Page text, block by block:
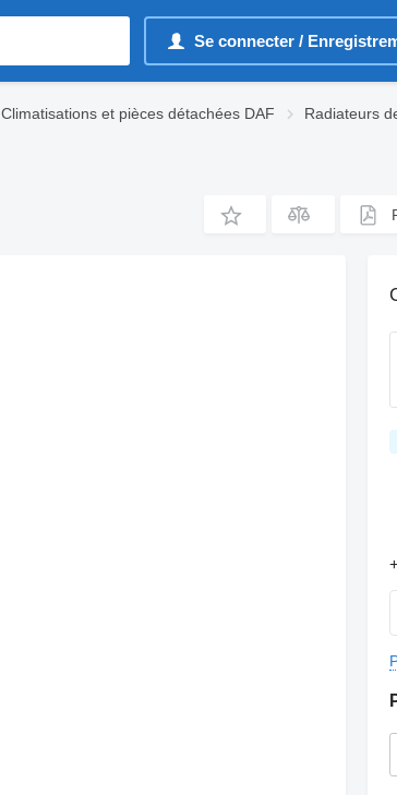
Se connecter /
Climatisations et pièces détachées DAF
Radiateurs